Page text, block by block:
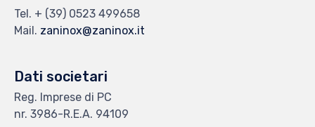
Tel. + (39) 0523 499658
Mail. zaninox@zaninox.it
Dati societari
Reg. Imprese di PC
nr. 3986-R.E.A. 94109